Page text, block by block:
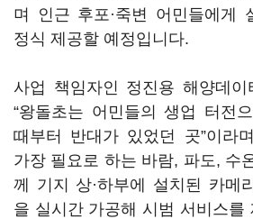
며 인근 후포·죽변 어민들에게
정식 제공할 예정입니다.
사업 책임자인 정진용 해양데이
“왕돌초는 어민들의 생업 터전
때부터 반대가 있었던 곳”이라
가장 필요로 하는 바람, 파도, 수
께 기지 상·하부에 설치된 카메
을 실시간 가공해 시범 서비스를